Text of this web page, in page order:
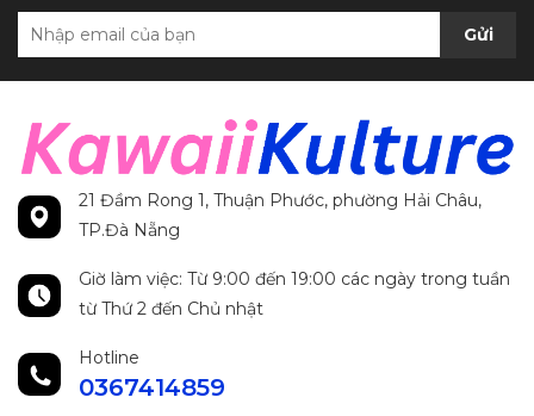
Gửi
21 Đầm Rong 1, Thuận Phước, phường Hải Châu,
TP.Đà Nẵng
Giờ làm việc: Từ 9:00 đến 19:00 các ngày trong tuần
từ Thứ 2 đến Chủ nhật
Hotline
0367414859